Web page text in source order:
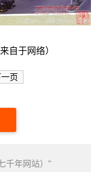
自于网络）
页
千年网站）"